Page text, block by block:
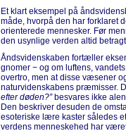
Et klart eksempel på
måde, hvorpå den har forklaret
orienterede mennesker. Før
den usynlige verden altid
Åndsvidenskaben fortæller
gnomer − og om luftens,
overtro, men at disse væsener
naturvidenskabens præmisser.
efter døden?”besvares ikke
Den beskriver desuden de
esoteriske lære kaster således
verdens menneskehed har